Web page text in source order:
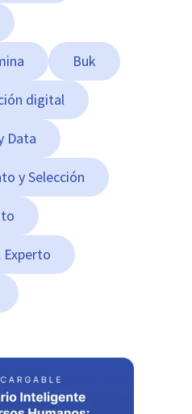
Buk
digital
Data
y Selección
Experto